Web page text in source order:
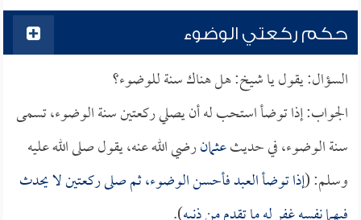
حكم ركعتي الوضوء
السؤال: يقول يا شيخ: هل هناك سنة للوضوء؟
الجواب: إذا توضأ استحب له أن يصلي ركعتين سنة الوضوء، تسمى
سنة الوضوء، في حديثعثمانرضي الله عنه، يقول صلى الله عليه
وسلم: (إذا توضأ العبد فأحسن الوضوء، ثم صلى ركعتين لا يحدث